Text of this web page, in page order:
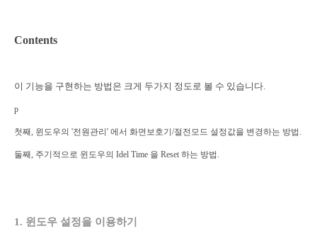
Contents
이 기능을 구현하는 방법은 크게 두가지 정도로 볼 수 있습니다.
p
첫째, 윈도우의 '전원관리' 에서 화면보호기/절전모드 설정값을 변경하는 방법.
둘째, 주기적으로 윈도우의 Idel Time 을 Reset 하는 방법.
1. 윈도우 설정을 이용하기